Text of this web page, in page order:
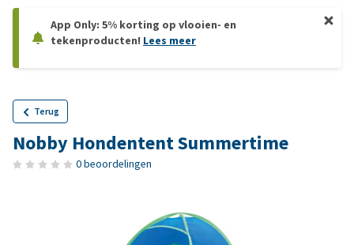
App Only: 5% korting op vlooien- en
tekenproducten! Lees meer
Terug
Nobby Hondentent Summertime
0 beoordelingen